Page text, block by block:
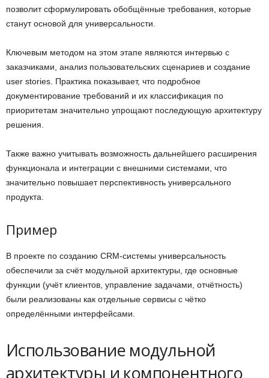
позволит сформулировать обобщённые требования, которые
станут основой для универсальности.
Ключевым методом на этом этапе являются интервью с
заказчиками, анализ пользовательских сценариев и создание
user stories. Практика показывает, что подробное
документирование требований и их классификация по
приоритетам значительно упрощают последующую архитектуру
решения.
Также важно учитывать возможность дальнейшего расширения
функционала и интеграции с внешними системами, что
значительно повышает перспективность универсального
продукта.
Пример
В проекте по созданию CRM-системы универсальность
обеспечили за счёт модульной архитектуры, где основные
функции (учёт клиентов, управление задачами, отчётность)
были реализованы как отдельные сервисы с чётко
определёнными интерфейсами.
Использование модульной
архитектуры и компонентного